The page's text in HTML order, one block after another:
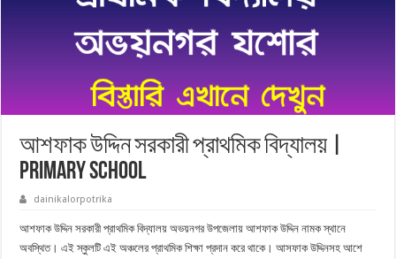
আশফাক উদ্দিন সরকারী প্রাথমিক বিদ্যালয় |
Primary School
dainikalorpotrika
আশফাক উদ্দিন সরকারী প্রাথমিক বিদ্যালয় অভয়নগর উপজেলায় আশফাক উদ্দিন নামক স্থানে
অবস্থিত। এই স্কুলটি এই অঞ্চলের প্রাথমিক শিক্ষা প্রদান করে থাকে। আসফাক উদ্দিনসহ আশে